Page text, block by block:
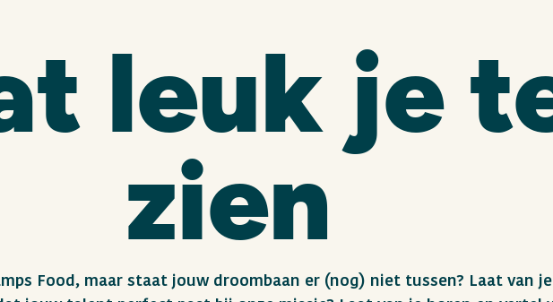
leuk je
zien
Food, maar staat jouw droombaan er (nog) niet tussen? Laat van